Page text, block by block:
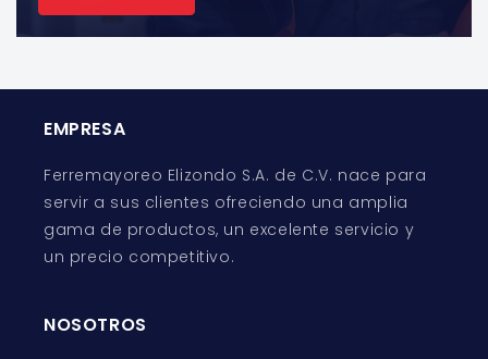
EMPRESA
Ferremayoreo Elizondo S.A. de C.V. nace para
servir a sus clientes ofreciendo una amplia
gama de productos, un excelente servicio y
un precio competitivo.
NOSOTROS